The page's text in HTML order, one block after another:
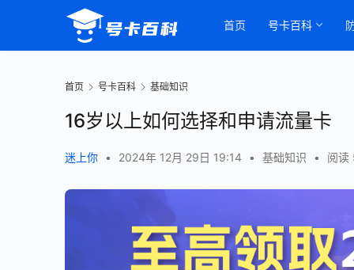
首页 号卡百科
首页 号卡百科 基础知识
16岁以上如何选择和申请流量卡
迷上你 • 2024年 12月 29日 19:14 • 基础知识 • 阅读